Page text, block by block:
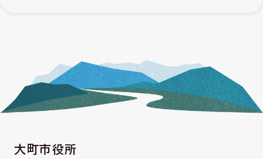
大町市役所